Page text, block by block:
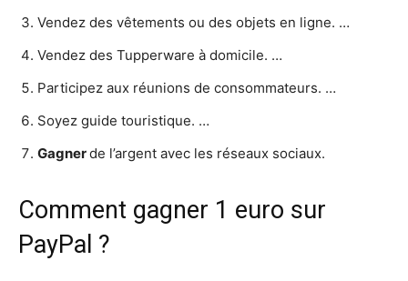
Vendez des vêtements ou des objets en ligne. …
Vendez des Tupperware à domicile. …
Participez aux réunions de consommateurs. …
Soyez guide touristique. …
Gagnerde l’argent avec les réseaux sociaux.
Comment gagner 1 euro sur
PayPal ?